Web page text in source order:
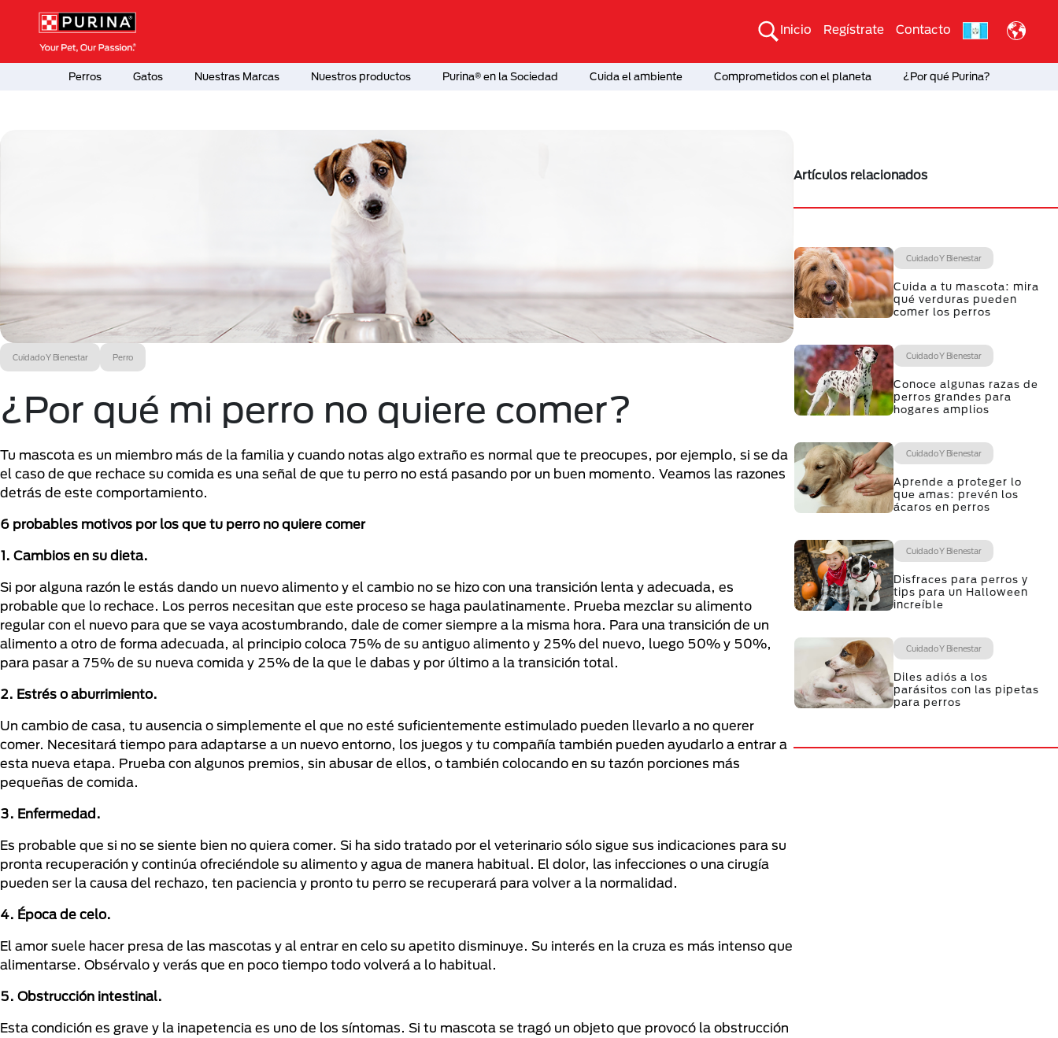
Pasar al contenido principal
Menú Secundario Purina
Inicio Regístrate Contacto
Menú Principal Purina
Perros Gatos Nuestras Marcas Nuestros productos Purina® en la Sociedad Cuida el ambiente Comprometidos con el planeta ¿Por qué Purina?
Cuidado Y Bienestar Perro
¿Por qué mi perro no quiere comer?
Tu mascota es un miembro más de la familia y cuando notas algo extraño es normal que te preocupes, por ejemplo, si se da
el caso de que rechace su comida es una señal de que tu perro no está pasando por un buen momento. Veamos las razones
detrás de este comportamiento.
6 probables motivos por los que tu perro no quiere comer
1. Cambios en su dieta.
Si por alguna razón le estás dando un nuevo alimento y el cambio no se hizo con una transición lenta y adecuada, es
probable que lo rechace. Los perros necesitan que este proceso se haga paulatinamente. Prueba mezclar su alimento
regular con el nuevo para que se vaya acostumbrando, dale de comer siempre a la misma hora. Para una transición de un
alimento a otro de forma adecuada, al principio coloca 75% de su antiguo alimento y 25% del nuevo, luego 50% y 50%,
para pasar a 75% de su nueva comida y 25% de la que le dabas y por último a la transición total.
2. Estrés o aburrimiento.
Un cambio de casa, tu ausencia o simplemente el que no esté suficientemente estimulado pueden llevarlo a no querer
comer. Necesitará tiempo para adaptarse a un nuevo entorno, los juegos y tu compañía también pueden ayudarlo a entrar a
esta nueva etapa. Prueba con algunos premios, sin abusar de ellos, o también colocando en su tazón porciones más
pequeñas de comida.
3. Enfermedad.
Es probable que si no se siente bien no quiera comer. Si ha sido tratado por el veterinario sólo sigue sus indicaciones para su
pronta recuperación y continúa ofreciéndole su alimento y agua de manera habitual. El dolor, las infecciones o una cirugía
pueden ser la causa del rechazo, ten paciencia y pronto tu perro se recuperará para volver a la normalidad.
4. Época de celo.
El amor suele hacer presa de las mascotas y al entrar en celo su apetito disminuye. Su interés en la cruza es más intenso que
alimentarse. Obsérvalo y verás que en poco tiempo todo volverá a lo habitual.
5. Obstrucción intestinal.
Esta condición es grave y la inapetencia es uno de los síntomas. Si tu mascota se tragó un objeto que provocó la obstrucción
Artículos relacionados
Cuidado Y Bienestar
Cuida a tu mascota: mira
qué verduras pueden
comer los perros
Cuidado Y Bienestar
Conoce algunas razas de
perros grandes para
hogares amplios
Cuidado Y Bienestar
Aprende a proteger lo
que amas: prevén los
ácaros en perros
Cuidado Y Bienestar
Disfraces para perros y
tips para un Halloween
increíble
Cuidado Y Bienestar
Diles adiós a los
parásitos con las pipetas
para perros